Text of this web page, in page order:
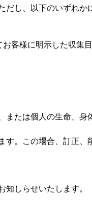
だし、以下のいずれか
客様に明示した収集
または個人の生命、身
す。この場合、訂正、
しらせいたします。